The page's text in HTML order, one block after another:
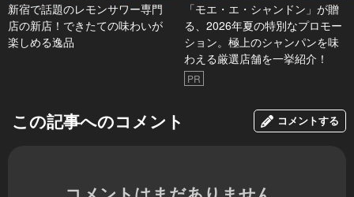
新宿で話題のレモンサワー専門
店の新店！できたての味わいが
楽しめる逸品
「モエ・エ・シャンドン」が贈
る、2026年夏の特別なプロモー
ション。極上のシャンパンを味
わえる厳選店舗を一挙紹介！
PR
この記事へのコメント コメントする